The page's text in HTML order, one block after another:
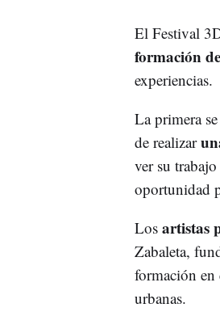
El Festival
formación
experiencias.
La primera
de realizar
ver su
oportunidad
Losartistas
Zabaleta,
formación en
urbanas.